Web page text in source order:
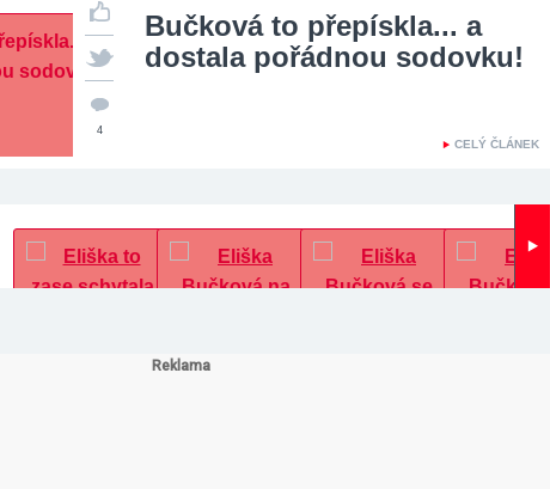
Bučková to přepískla... a
dostala pořádnou sodovku!
CELÝ ČLÁNEK
4